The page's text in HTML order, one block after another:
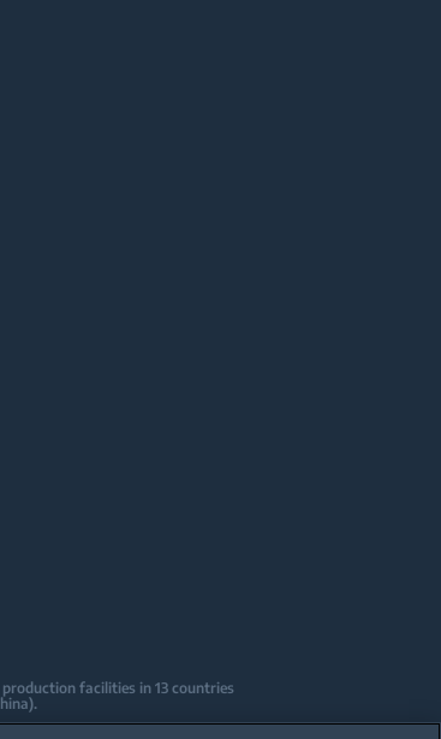
facilities in 13 countries